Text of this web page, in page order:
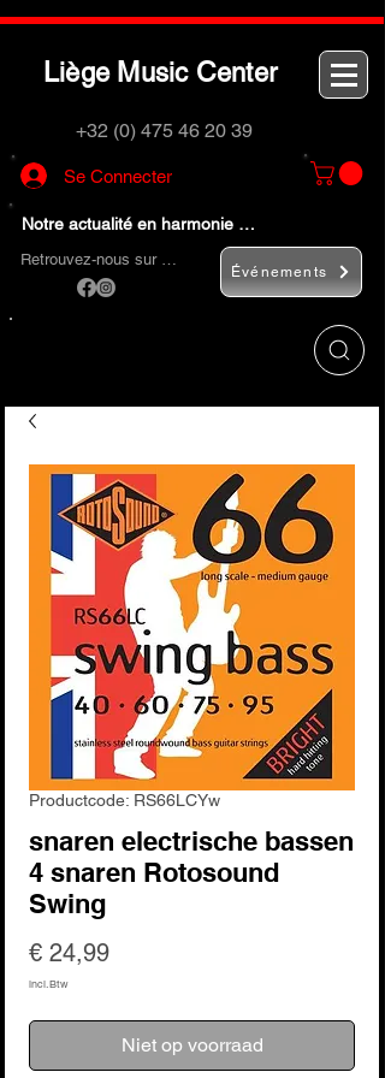
Liège M usic Center
+32 (0) 475 46 20 39
Se Connecter
Notre actualité en harmonie …
Retrouvez-nous sur …
Événements
Productcode: RS66LCYw
snaren electrische bassen
4 snaren Rotosound
Swing
€ 24,99Prijs
incl.Btw
Niet op voorraad